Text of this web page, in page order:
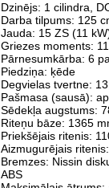
Dzinējs: 1 cilindra,
Darba tilpums: 125
Jauda: 15 ZS (11
Griezes moments:
Pārnesumkārba: 6
Piedziņa: ķēde
Degvielas tvertne:
Pašmasa (sausā):
Sēdekļa augstums:
Riteņu bāze: 1365
Priekšējais ritenis:
Aizmugurējais
Bremzes: Nissin
ABS